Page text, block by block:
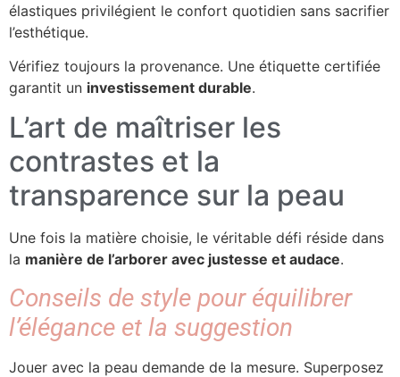
élastiques privilégient le confort quotidien sans sacrifier
l’esthétique.
Vérifiez toujours la provenance. Une étiquette certifiée
garantit un investissement durable.
L’art de maîtriser les
contrastes et la
transparence sur la peau
Une fois la matière choisie, le véritable défi réside dans
la manière de l’arborer avec justesse et audace.
Conseils de style pour équilibrer
l’élégance et la suggestion
Jouer avec la peau demande de la mesure. Superposez